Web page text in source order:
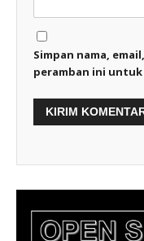
Simpan nama,
peramban ini